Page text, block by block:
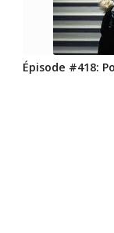
Épisode #418: